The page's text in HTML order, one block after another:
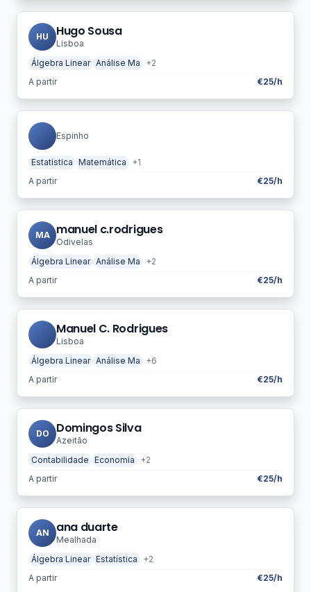
HU Hugo Sousa
Lisboa
Álgebra Linear Análise Ma
+2
A partir
€25/h
Espinho
Estatística Matemática
+1
A partir
€25/h
MA manuel c.rodrigues
Odivelas
Álgebra Linear Análise Ma
+2
A partir
€25/h
Manuel C. Rodrigues
Lisboa
Álgebra Linear Análise Ma
+6
A partir
€25/h
DO Domingos Silva
Azeitão
Contabilidade Economia
+2
A partir
€25/h
AN ana duarte
Mealhada
Álgebra Linear Estatística
+2
A partir
€25/h